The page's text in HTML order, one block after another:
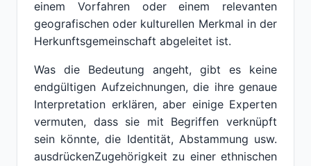
einem Vorfahren oder einem relevanten
geografischen oder kulturellen Merkmal in der
Herkunftsgemeinschaft abgeleitet ist.
Was die Bedeutung angeht, gibt es keine
endgültigen Aufzeichnungen, die ihre genaue
Interpretation erklären, aber einige Experten
vermuten, dass sie mit Begriffen verknüpft
sein könnte, die Identität, Abstammung usw.
ausdrückenZugehörigkeit zu einer ethnischen